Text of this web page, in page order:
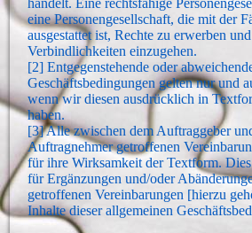
eine Personengesellschaft, die mit der
ausgestattet ist, Rechte zu erwerben und
Verbindlichkeiten einzugehen.
[2] Entgegenstehende oder
Geschäftsbedingungen gelten nur und
wenn wir diesen ausdrücklich in
haben.
[3] Alle zwischen dem Auftraggeber
Auftragnehmer getroffenen
für ihre Wirksamkeit der Textform.
für Ergänzungen und/oder
getroffenen Vereinbarungen [hierzu
Inhalte dieser allgemeinen